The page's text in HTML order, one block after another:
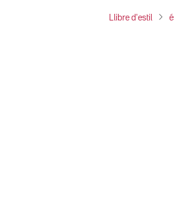
Llibre d'estil